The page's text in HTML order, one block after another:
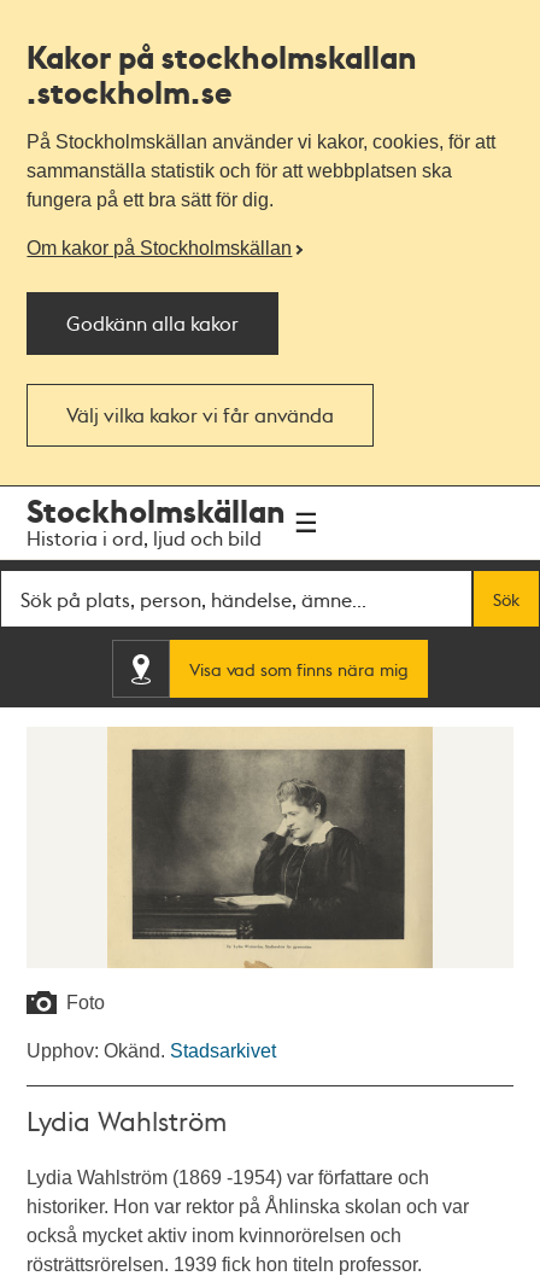
Kakor på stockholmskallan
.stockholm.se
På Stockholmskällan använder vi kakor, cookies, för att
sammanställa statistik och för att webbplatsen ska
fungera på ett bra sätt för dig.
Om kakor på Stockholmskällan
Godkänn alla kakor
Välj vilka kakor vi får använda
navigationen
huvudinnehållet
Stockholmskällan
Historia i ord, ljud och bild
Sök
Visa vad som finns nära mig
Foto
Upphov: Okänd. Stadsarkivet
Lydia Wahlström
Lydia Wahlström (1869 -1954) var författare och
historiker. Hon var rektor på Åhlinska skolan och var
också mycket aktiv inom kvinnorörelsen och
rösträttsrörelsen. 1939 fick hon titeln professor.